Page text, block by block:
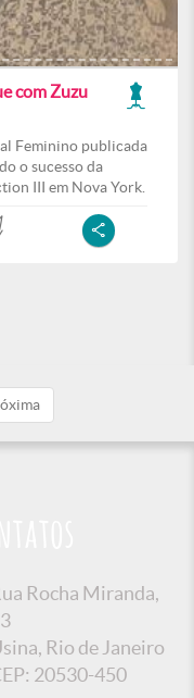
com Zuzu
Feminino publicada
o sucesso da
III em Nova York.
Rocha Miranda,
Rio de Janeiro
20530-450